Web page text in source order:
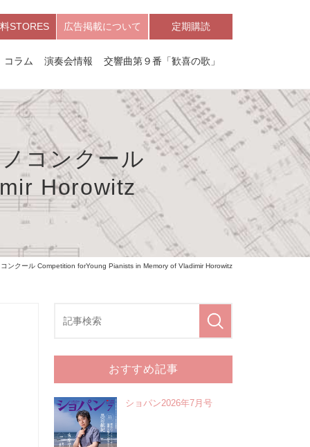
STORES 広告掲載について 定期購読
コラム 演奏会情報 交響曲第９番「歓喜の歌」
コンクール
Horowitz
ンクール Competition forYoung Pianists in Memory of Vladimir Horowitz
おすすめ記事
ショパン2026年7月号